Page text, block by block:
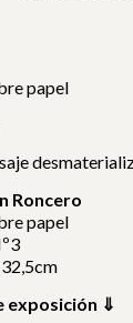
papel
Roncero
papel
exposición ⇓